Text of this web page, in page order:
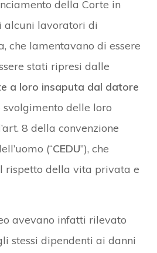
della Corte in
alcuni lavoratori di
che lamentavano di essere
stati ripresi dalle
a loro insaputa dal datore
delle loro
8 della convenzione
(“CEDU”), che
rispetto della vita privata e
avevano infatti rilevato
stessi dipendenti ai danni